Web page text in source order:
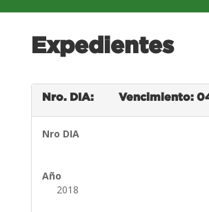
Expedientes
Nro. DIA: Vencimiento:
Nro DIA
Año
2018